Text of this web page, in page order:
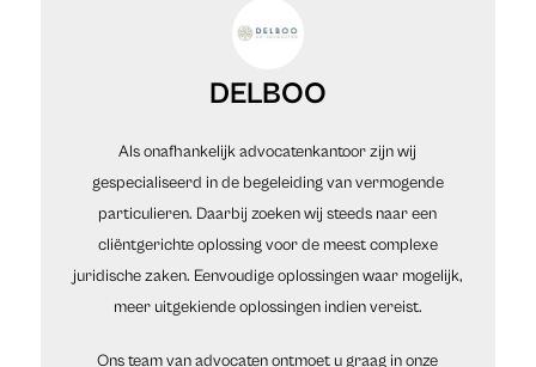
DELBOO
Als onafhankelijk advocatenkantoor zijn wij
gespecialiseerd in de begeleiding van vermogende
particulieren. Daarbij zoeken wij steeds naar een
cliëntgerichte oplossing voor de meest complexe
juridische zaken. Eenvoudige oplossingen waar mogelijk,
meer uitgekiende oplossingen indien vereist.
Ons team van advocaten ontmoet u graag in onze